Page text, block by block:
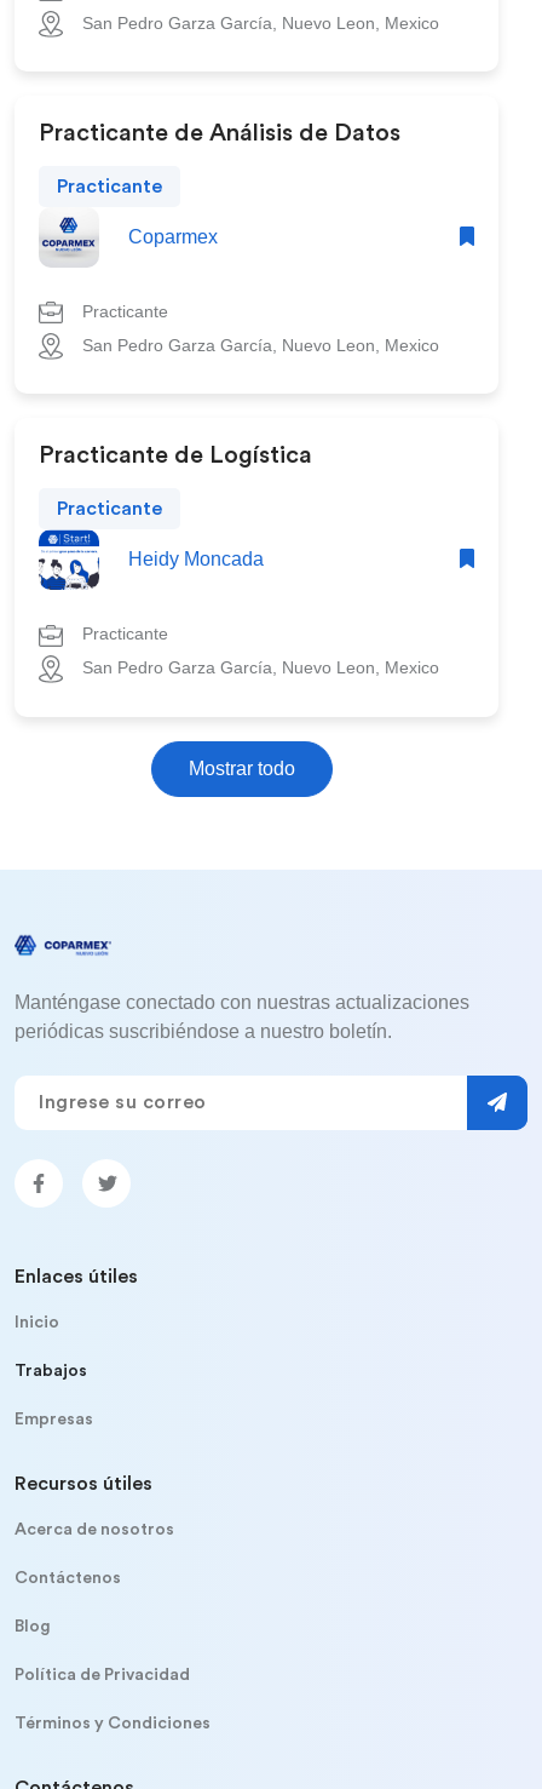
San Pedro Garza García, Nuevo Leon, Mexico
Practicante de Análisis de Datos
Practicante
Coparmex
Practicante
San Pedro Garza García, Nuevo Leon, Mexico
Practicante de Logística
Practicante
Heidy Moncada
Practicante
San Pedro Garza García, Nuevo Leon, Mexico
Mostrar todo
Manténgase conectado con nuestras actualizaciones
periódicas suscribiéndose a nuestro boletín.
Enlaces útiles
Inicio
Trabajos
Empresas
Recursos útiles
Acerca de nosotros
Contáctenos
Blog
Política de Privacidad
Términos y Condiciones